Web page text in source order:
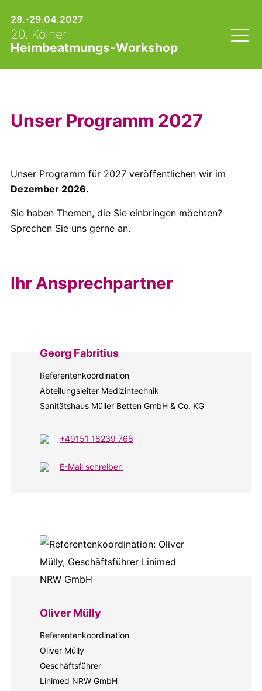
content
28.-29.04.2027
20. Kölner
Heimbeatmungs-Workshop
Unser Programm 2027
Unser Programm für 2027 veröffentlichen wir im
Dezember 2026.
Sie haben Themen, die Sie einbringen möchten?
Sprechen Sie uns gerne an.
Ihr Ansprechpartner
Georg Fabritius
Referentenkoordination
Abteilungsleiter Medizintechnik
Sanitätshaus Müller Betten GmbH & Co. KG
+49151 18239 768
E-Mail schreiben
Oliver Mülly
Referentenkoordination
Oliver Mülly
Geschäftsführer
Linimed NRW GmbH